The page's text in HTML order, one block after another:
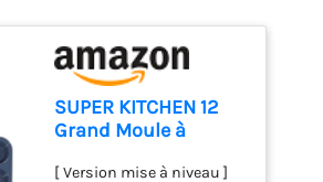
SUPER KITCHEN 12
Grand Moule à
Moule Cupcake
[ Version mise à niveau ]